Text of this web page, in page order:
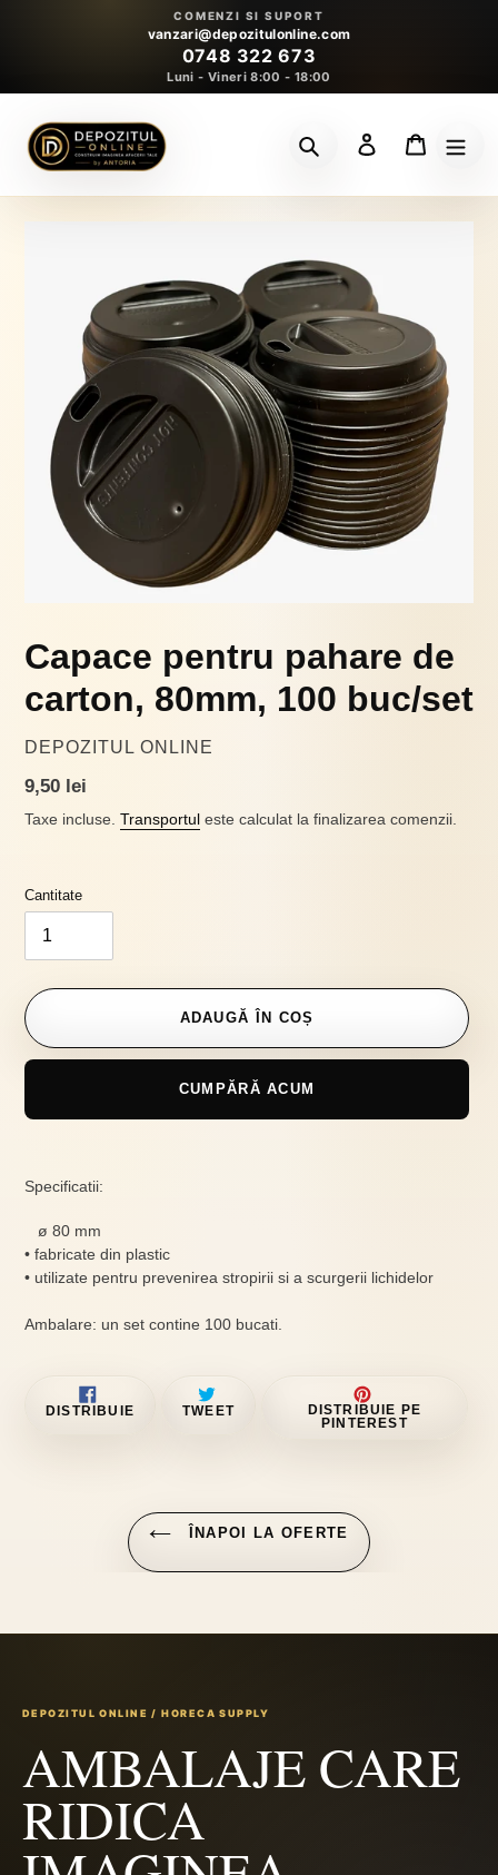
COMENZI SI SUPORT
vanzari@depozitulonline.com
0748 322 673
Luni - Vineri 8:00 - 18:00
Caută Conectează-te
Coș
Capace pentru pahare de
carton, 80mm, 100 buc/set
VÂNZĂTOR
DEPOZITUL ONLINE
Preț
obișnuit
9,50 lei
Taxe incluse. Transportul este calculat la finalizarea comenzii.
Cantitate
ADAUGĂ ÎN COȘ
CUMPĂRĂ ACUM
produsul
coș
Specificatii:
ø 80 mm
• fabricate din plastic
• utilizate pentru prevenirea stropirii si a scurgerii lichidelor
Ambalare: un set contine 100 bucati.
DISTRIBUIE DISTRIBUIE
TWEETTRIMITE
DISTRIBUIE PE
PINTEREST
ÎNAPOI LA OFERTE
DEPOZITUL ONLINE / HORECA SUPPLY
AMBALAJE CARE
RIDICA